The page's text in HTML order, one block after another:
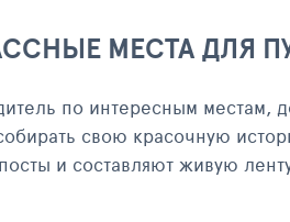
МЕСТА ДЛЯ
по интересным местам,
свою красочную
и составляют живую